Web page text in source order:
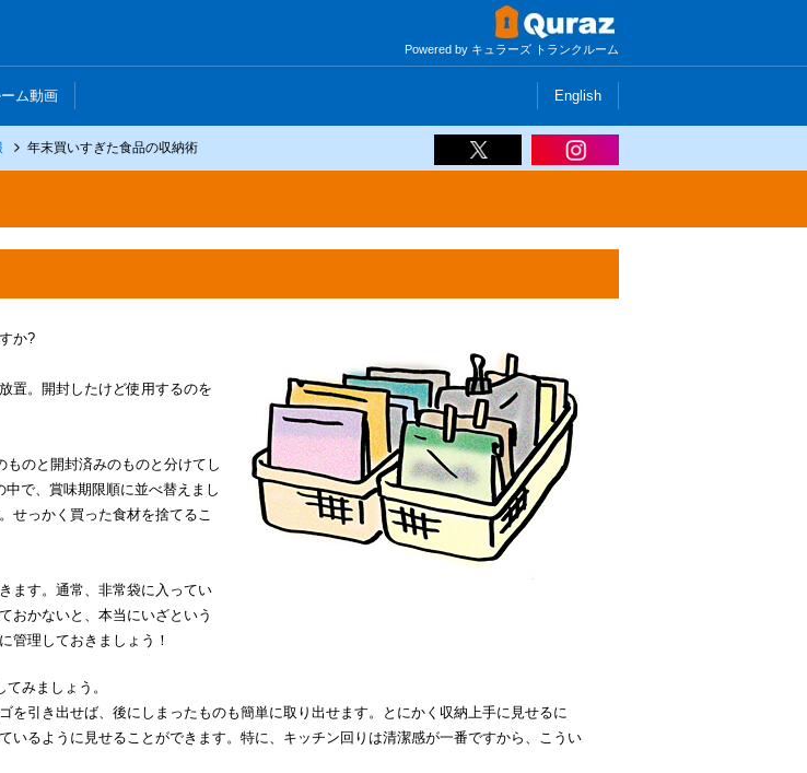
Powered by キュラーズ トランクルーム
ム動画 English
年末買いすぎた食品の収納術
か?
置。開封したけど使用するのを
のと開封済みのものと分けてし
で、賞味期限順に並べ替えまし
せっかく買った食材を捨てるこ
ます。通常、非常袋に入ってい
おかないと、本当にいざという
管理しておきましょう！
みましょう。
引き出せば、後にしまったものも簡単に取り出せます。とにかく収納上手に見せるに
いるように見せることができます。特に、キッチン回りは清潔感が一番ですから、こうい